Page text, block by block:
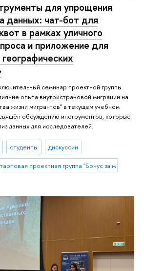
для упрощения
данных: чат-бот для
в рамках уличного
и приложение для
семинар проектной группы
опыта внутристрановой миграции на
жизни мигрантов" в текущем учебном
обсуждению инструментов, которые
данных для исследователей.
студенты дискуссии
проектная группа "Бонус за